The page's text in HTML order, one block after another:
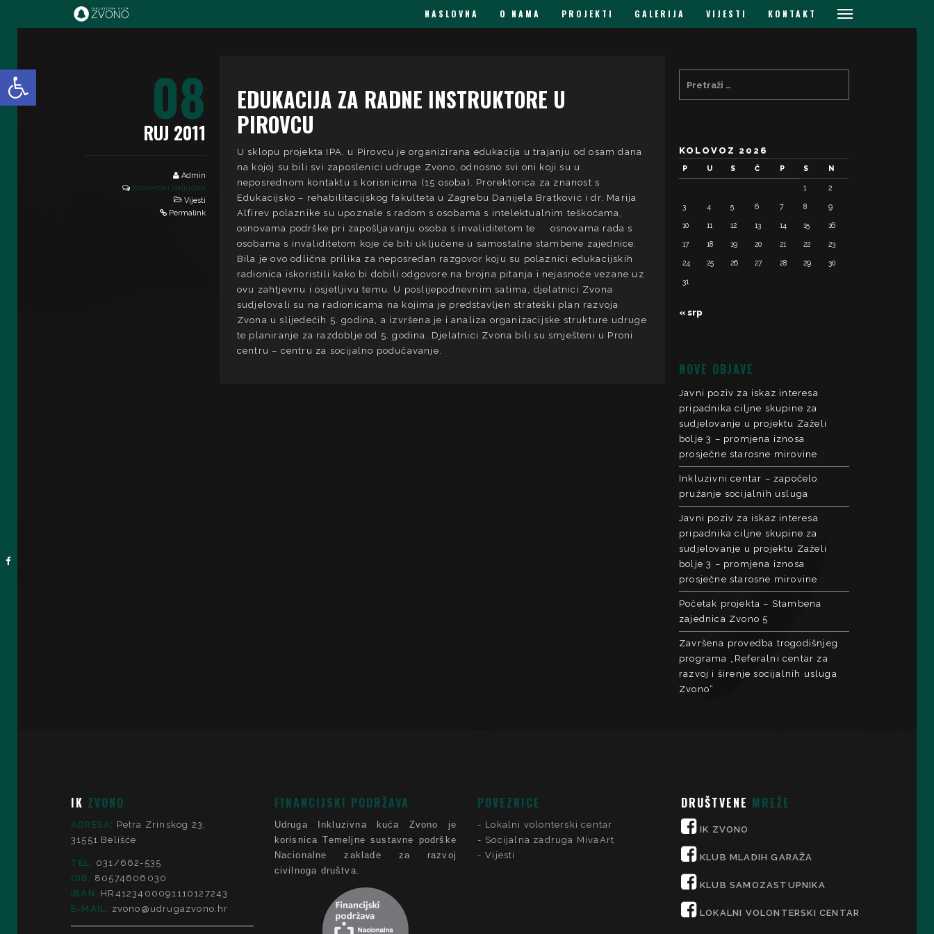
Open toolbar
NASLOVNA O NAMA PROJEKTI GALERIJA VIJESTI KONTAKT
IK Zvono
08
RUJ 2011
Admin
Komentari isključeni
Vijesti
Permalink
EDUKACIJA ZA RADNE INSTRUKTORE U
PIROVCU
U sklopu projekta IPA, u Pirovcu je organizirana edukacija u trajanju od osam dana
na kojoj su bili svi zaposlenici udruge Zvono, odnosno svi oni koji su u
neposrednom kontaktu s korisnicima (15 osoba). Prorektorica za znanost s
Edukacijsko – rehabilitacijskog fakulteta u Zagrebu Danijela Bratković i dr. Marija
Alfirev polaznike su upoznale s radom s osobama s intelektualnim teškoćama,
osnovama podrške pri zapošljavanju osoba s invaliditetom te osnovama rada s
osobama s invaliditetom koje će biti uključene u samostalne stambene zajednice.
Bila je ovo odlična prilika za neposredan razgovor koju su polaznici edukacijskih
radionica iskoristili kako bi dobili odgovore na brojna pitanja i nejasnoće vezane uz
ovu zahtjevnu i osjetljivu temu. U poslijepodnevnim satima, djelatnici Zvona
sudjelovali su na radionicama na kojima je predstavljen strateški plan razvoja
Zvona u slijedećih 5. godina, a izvršena je i analiza organizacijske strukture udruge
te planiranje za razdoblje od 5. godina. Djelatnici Zvona bili su smješteni u Proni
centru – centru za socijalno podučavanje.
KOLOVOZ 2026
P U S Č P S N
1 2
3 4 5 6 7 8 9
10 11 12 13 14 15 16
17 18 19 20 21 22 23
24 25 26 27 28 29 30
31
« srp
NOVE OBJAVE
Javni poziv za iskaz interesa
pripadnika ciljne skupine za
sudjelovanje u projektu Zaželi
bolje 3 – promjena iznosa
prosječne starosne mirovine
Inkluzivni centar – započelo
pružanje socijalnih usluga
Javni poziv za iskaz interesa
pripadnika ciljne skupine za
sudjelovanje u projektu Zaželi
bolje 3 – promjena iznosa
prosječne starosne mirovine
Početak projekta – Stambena
zajednica Zvono 5
Završena provedba trogodišnjeg
programa „Referalni centar za
razvoj i širenje socijalnih usluga
Zvono“
IK ZVONO
ADRESA: Petra Zrinskog 23,
31551 Belišće
TEL: 031/662-535
OIB: 80574606030
IBAN: HR4123400091110127243
E-MAIL: zvono@udrugazvono.hr
FINANCIJSKI PODRŽAVA
Udruga Inkluzivna kuća Zvono je
korisnica Temeljne sustavne podrške
Nacionalne zaklade za razvoj
civilnoga društva.
POVEZNICE
Lokalni volonterski centar
Socijalna zadruga MivaArt
Vijesti
DRUŠTVENE MREŽE
IK ZVONO
KLUB MLADIH GARAŽA
KLUB SAMOZASTUPNIKA
LOKALNI VOLONTERSKI CENTAR